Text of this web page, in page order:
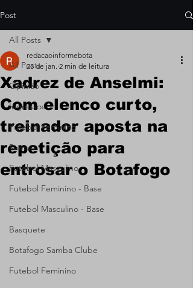
Post
All Posts
Opinião
Ingressos
Futebol Feminino
Remo
Futebol Masculino
Futebol Feminino - Base
Futebol Masculino - Base
Basquete
Botafogo Samba Clube
Futebol Feminino
All Posts
Xadrez de Anselmi:
Com elenco curto,
treinador aposta na
repetição para
entrosar o Botafogo
redacaoinformebota
23 de jan. 2 min de leitura